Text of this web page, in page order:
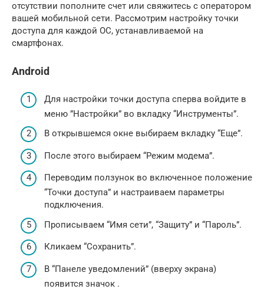
отсутствии пополните счет или свяжитесь с оператором
вашей мобильной сети. Рассмотрим настройку точки
доступа для каждой ОС, устанавливаемой на
смартфонах.
Android
Для настройки точки доступа сперва войдите в
меню ”Настройки” во вкладку “Инструменты”.
В открывшемся окне выбираем вкладку “Еще”.
После этого выбираем “Режим модема”.
Переводим ползунок во включенное положение
“Точки доступа” и настраиваем параметры
подключения.
Прописываем “Имя сети”, “Защиту” и “Пароль”.
Кликаем “Сохранить”.
В “Панеле уведомлений” (вверху экрана)
появится значок .